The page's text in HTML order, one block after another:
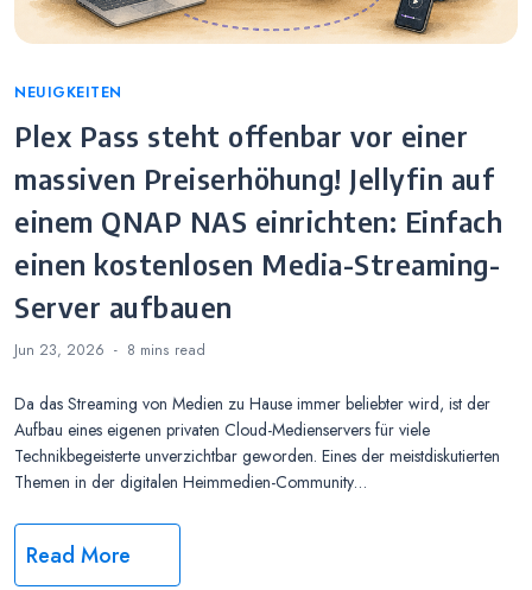
Categories
NEUIGKEITEN
Plex Pass steht offenbar vor einer
massiven Preiserhöhung! Jellyfin auf
einem QNAP NAS einrichten: Einfach
einen kostenlosen Media-Streaming-
Server aufbauen
Jun 23, 2026 8 mins read
Da das Streaming von Medien zu Hause immer beliebter wird, ist der
Aufbau eines eigenen privaten Cloud-Medienservers für viele
Technikbegeisterte unverzichtbar geworden. Eines der meistdiskutierten
Themen in der digitalen Heimmedien-Community…
Read More